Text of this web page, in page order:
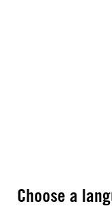
Choose a